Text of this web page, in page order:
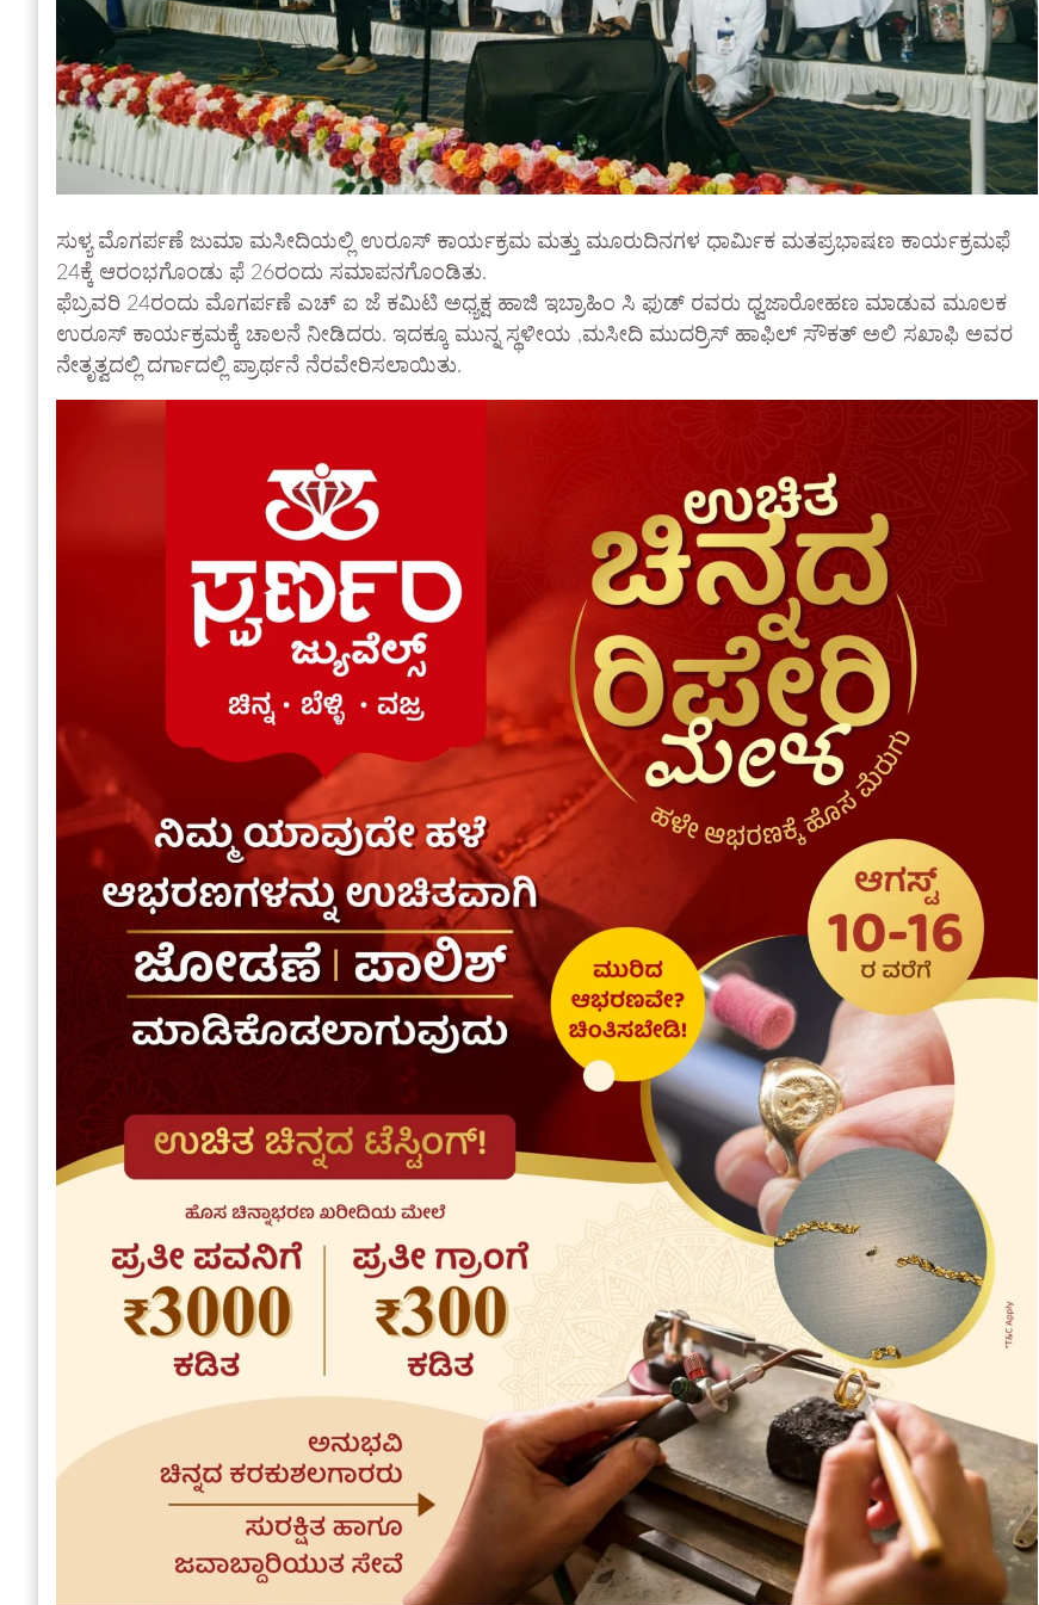
ಸುಳ್ಯ ಮೊಗರ್ಪಣೆ ಜುಮಾ ಮಸೀದಿಯಲ್ಲಿ ಉರೂಸ್ ಕಾರ್ಯಕ್ರಮ ಮತ್ತು ಮೂರುದಿನಗಳ ಧಾರ್ಮಿಕ ಮತಪ್ರಭಾಷಣ ಕಾರ್ಯಕ್ರಮಫೆ
24ಕ್ಕೆ ಆರಂಭಗೊಂಡು ಫೆ 26ರಂದು ಸಮಾಪನಗೊಂಡಿತು.
ಫೆಬ್ರವರಿ 24ರಂದು ಮೊಗರ್ಪಣೆ ಎಚ್ ಐ ಜೆ ಕಮಿಟಿ ಅಧ್ಯಕ್ಷ ಹಾಜಿ ಇಬ್ರಾಹಿಂ ಸಿ ಫುಡ್ ರವರು ಧ್ವಜಾರೋಹಣ ಮಾಡುವ ಮೂಲಕ
ಉರೂಸ್ ಕಾರ್ಯಕ್ರಮಕ್ಕೆ ಚಾಲನೆ ನೀಡಿದರು. ಇದಕ್ಕೂ ಮುನ್ನ ಸ್ಥಳೀಯ ,ಮಸೀದಿ ಮುದರ್ರಿಸ್ ಹಾಫಿಲ್ ಸೌಕತ್ ಅಲಿ ಸಖಾಫಿ ಅವರ
ನೇತೃತ್ವದಲ್ಲಿ ದರ್ಗಾದಲ್ಲಿ ಪ್ರಾರ್ಥನೆ ನೆರವೇರಿಸಲಾಯಿತು.